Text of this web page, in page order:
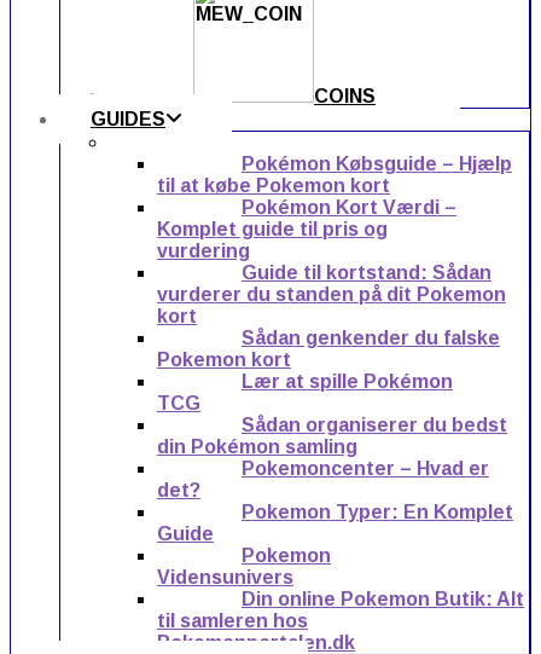
COINS
GUIDES
Pokémon Købsguide – Hjælp
til at købe Pokemon kort
Pokémon Kort Værdi –
Komplet guide til pris og
vurdering
Guide til kortstand: Sådan
vurderer du standen på dit Pokemon
kort
Sådan genkender du falske
Pokemon kort
Lær at spille Pokémon
TCG
Sådan organiserer du bedst
din Pokémon samling
Pokemoncenter – Hvad er
det?
Pokemon Typer: En Komplet
Guide
Pokemon
Vidensunivers
Din online Pokemon Butik: Alt
til samleren hos
Pokemonportalen.dk